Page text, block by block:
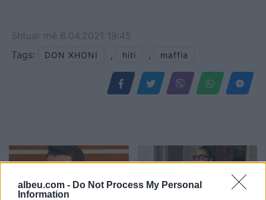
albeu.com - Do Not Process My Personal
Information
Shtuar më 8.04.2021 19:45
Tags:
DON XHONI , hiti , maffia